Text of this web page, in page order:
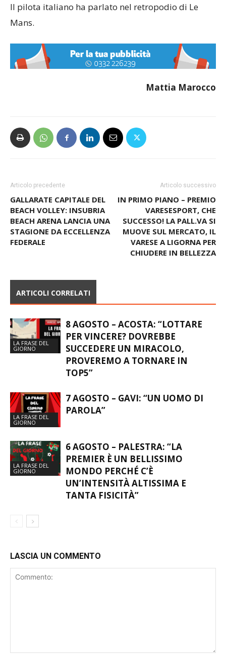
Il pilota italiano ha parlato nel retropodio di Le
Mans.
Mattia Marocco
Articolo precedente
GALLARATE CAPITALE DEL
BEACH VOLLEY: INSUBRIA
BEACH ARENA LANCIA UNA
STAGIONE DA ECCELLENZA
FEDERALE
Articolo successivo
IN PRIMO PIANO – PREMIO
VARESESPORT, CHE
SUCCESSO! LA PALL.VA SI
MUOVE SUL MERCATO, IL
VARESE A LIGORNA PER
CHIUDERE IN BELLEZZA
ARTICOLI CORRELATI
LA FRASE DEL
GIORNO
8 AGOSTO – ACOSTA: “LOTTARE
PER VINCERE? DOVREBBE
SUCCEDERE UN MIRACOLO,
PROVEREMO A TORNARE IN
TOP5”
LA FRASE DEL
GIORNO
7 AGOSTO – GAVI: “UN UOMO DI
PAROLA”
LA FRASE DEL
GIORNO
6 AGOSTO – PALESTRA: “LA
PREMIER È UN BELLISSIMO
MONDO PERCHÉ C’È
UN’INTENSITÀ ALTISSIMA E
TANTA FISICITÀ”
LASCIA UN COMMENTO